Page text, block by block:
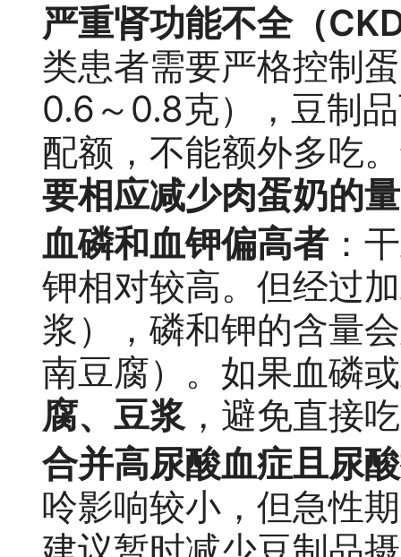
严重肾功能不全（
类患者需要严格控制
0.6～0.8克），豆制
配额，不能额外多吃
要相应减少肉蛋奶的量
血磷和血钾偏高者 ：
钾相对较高。但经过
浆），磷和钾的含量
南豆腐）。如果血磷
腐、豆浆，避免直接
合并高尿酸血症且尿
呤影响较小，但急性